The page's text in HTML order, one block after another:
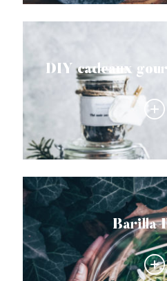
DIY cadeaux
Barilla